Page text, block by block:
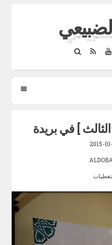
YouTube
RSS
Search
] في بريدة
2015-